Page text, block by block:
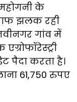
के
झलक रही
गांव में
पैदा करता है।
61,750 रुपए